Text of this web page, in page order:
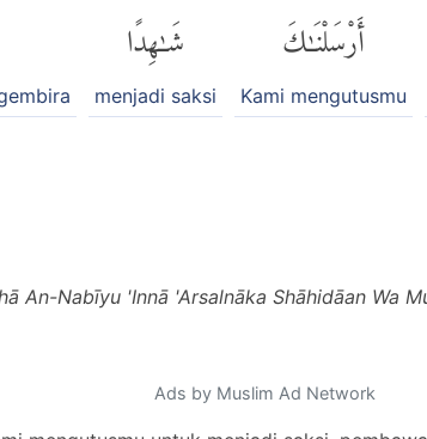
أَرْسَلْنَٰكَ
Kami mengutusmu
شَٰهِدًا
menjadi saksi
An-Nabīyu 'Innā 'Arsalnāka Shāhidāan Wa
Ads by Muslim Ad Network